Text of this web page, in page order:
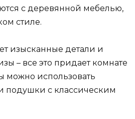
с деревянной мебелью,
стиле.
изысканные детали и
– все это придает комнате
можно использовать
подушки с классическим